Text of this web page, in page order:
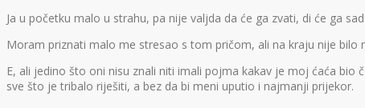
Ja u početku malo u strahu, pa nije valjda da će ga zvati, di će ga
Moram priznati malo me stresao s tom pričom, ali na kraju nije
E, ali jedino što oni nisu znali niti imali pojma kakav je moj ćaća
sve što je tribalo riješiti, a bez da bi meni uputio i najmanji prijekor.